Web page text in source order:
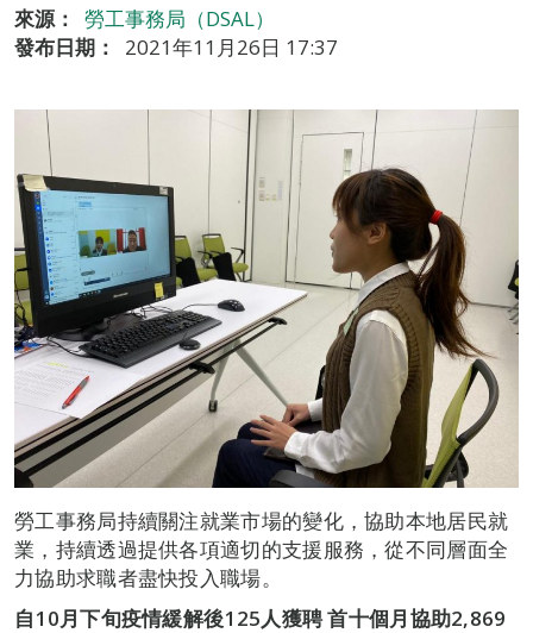
來源：
勞工事務局（DSAL）
發布日期：
2021年11月26日 17:37
勞工事務局持續關注就業市場的變化，協助本地居民就
業，持續透過提供各項適切的支援服務，從不同層面全
力協助求職者盡快投入職場。
自10月下旬疫情緩解後125人獲聘 首十個月協助2,869